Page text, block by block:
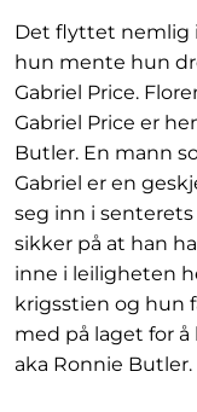
Det flyttet nemlig
hun mente hun
Gabriel Price.
Gabriel Price er
Butler. En mann
Gabriel er en
seg inn i senterets
sikker på at han
inne i leiligheten
krigsstien og hun
med på laget for
aka Ronnie Butler.